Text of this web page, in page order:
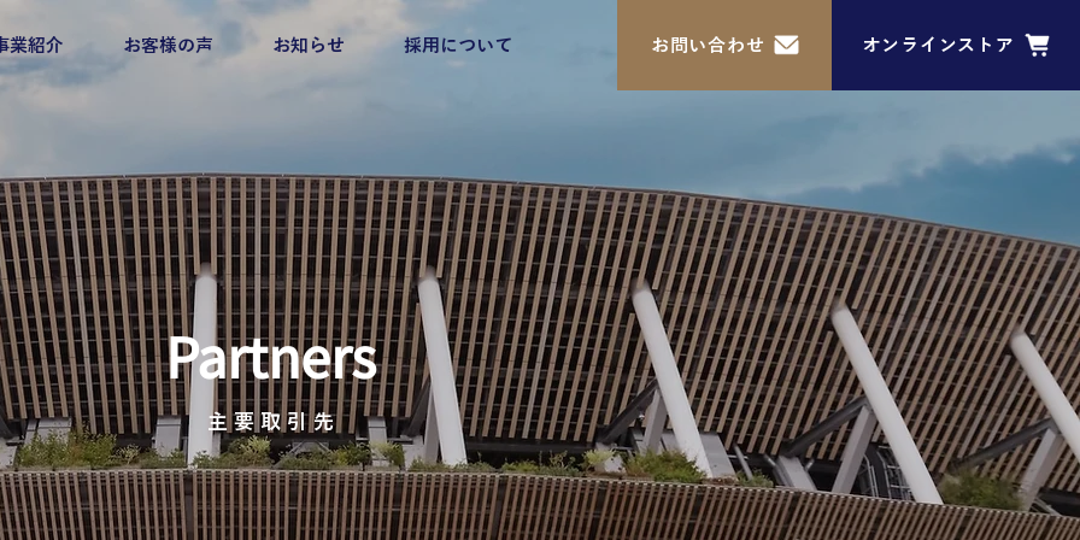
業紹介 お客様の声 お知らせ 採用について お問い合わせ オンラインストア
Partners​
​主 要 取 引 先